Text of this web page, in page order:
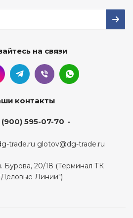
на связи
контакты
(900) 595-07-70
trade.ru glotov@dg-trade.ru
Бурова, 20/18 (Терминал ТК
Линии")